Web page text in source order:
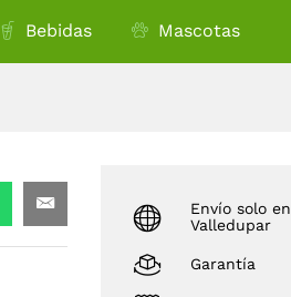
Bebidas Mascotas
Envío solo en
Valledupar
Garantía